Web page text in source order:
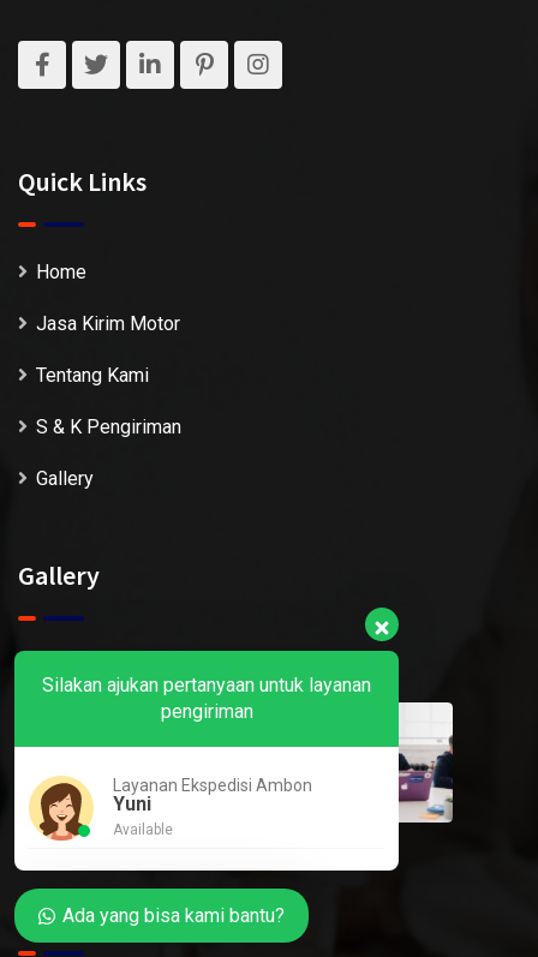
Quick Links
Home
Jasa Kirim Motor
Tentang Kami
S & K Pengiriman
Gallery
Gallery
Contact
Silakan ajukan pertanyaan untuk layanan
pengiriman
Layanan Ekspedisi Ambon
Yuni
Available
Ada yang bisa kami bantu?